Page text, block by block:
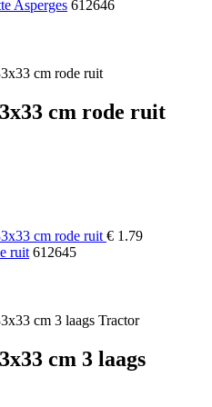
Asperges 612646
cm rode ruit
€ 1.79
ruit 612645
cm 3 laags